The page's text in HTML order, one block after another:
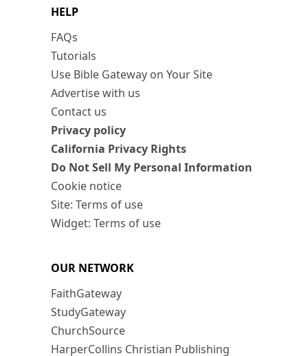
HELP
FAQs
Tutorials
Use Bible Gateway on Your Site
Advertise with us
Contact us
Privacy policy
California Privacy Rights
Do Not Sell My Personal Information
Cookie notice
Site: Terms of use
Widget: Terms of use
OUR NETWORK
FaithGateway
StudyGateway
ChurchSource
HarperCollins Christian Publishing